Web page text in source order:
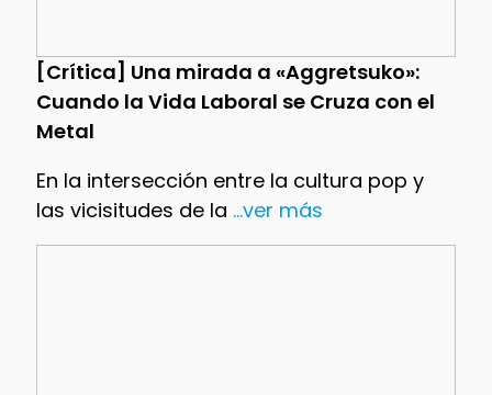
[Crítica] Una mirada a «Aggretsuko»:
Cuando la Vida Laboral se Cruza con el
Metal
En la intersección entre la cultura pop y
las vicisitudes de la ...ver más